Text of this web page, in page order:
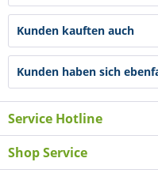
Kunden kauften auch
Kunden haben sich
Service Hotline
Shop Service